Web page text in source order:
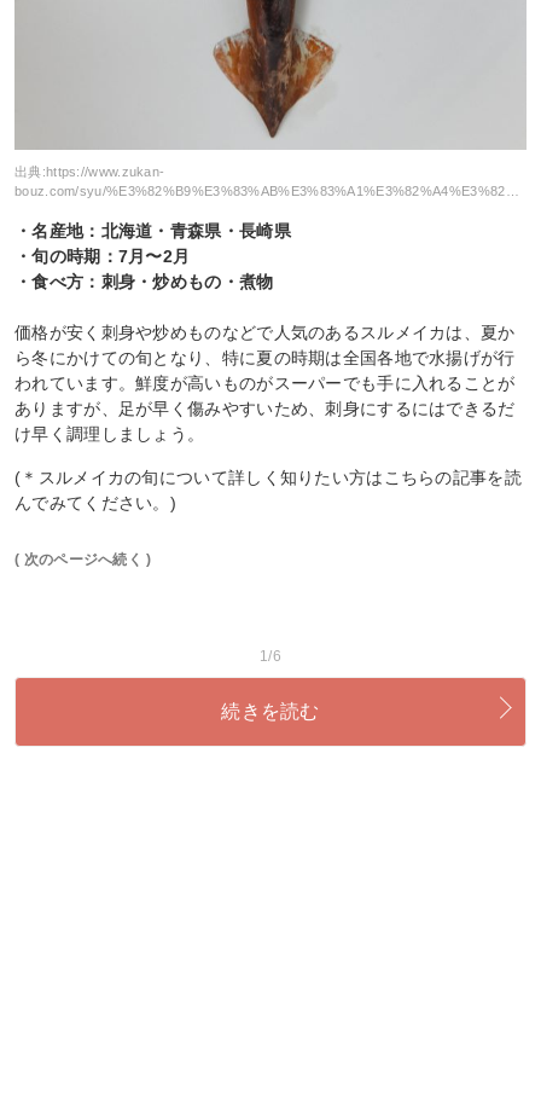
出典:https://www.zukan-
bouz.com/syu/%E3%82%B9%E3%83%AB%E3%83%A1%E3%82%A4%E3%82%AB
・名産地：北海道・青森県・長崎県
・旬の時期：7月〜2月
・食べ方：刺身・炒めもの・煮物
価格が安く刺身や炒めものなどで人気のあるスルメイカは、夏か
ら冬にかけての旬となり、特に夏の時期は全国各地で水揚げが行
われています。鮮度が高いものがスーパーでも手に入れることが
ありますが、足が早く傷みやすいため、刺身にするにはできるだ
け早く調理しましょう。
(＊スルメイカの旬について詳しく知りたい方はこちらの記事を読
んでみてください。)
( 次のページへ続く )
1/6
続きを読む